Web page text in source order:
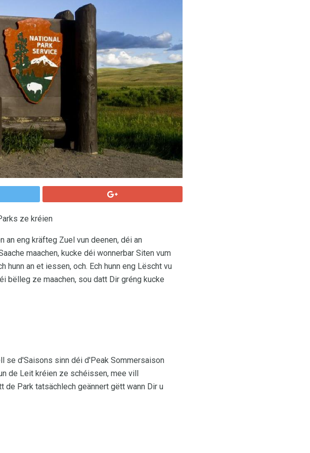
ze kréien
eng kräfteg Zuel vun deenen, déi an
maachen, kucke déi wonnerbar Siten vum
hunn an et iessen, och. Ech hunn eng Lëscht vu
bëlleg ze maachen, sou datt Dir gréng kucke
se d'Saisons sinn déi d'Peak Sommersaison
de Leit kréien ze schéissen, mee vill
de Park tatsächlech geännert gëtt wann Dir u